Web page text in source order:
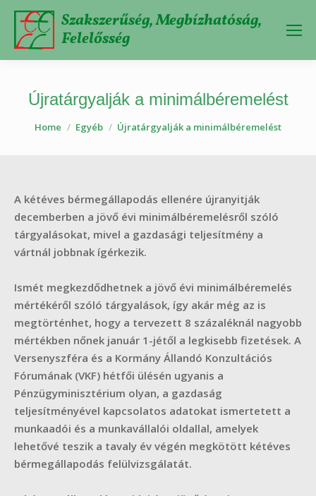
Szakszerűség, Megbízhatóság,
Felelősség
Újratárgyalják a minimálbéremelést
You are here:
Home Egyéb Újratárgyalják a minimálbéremelést
A kétéves bérmegállapodás ellenére újranyitják
decemberben a jövő évi minimálbéremelésről szóló
tárgyalásokat, mivel a gazdasági teljesítmény a
vártnál jobbnak ígérkezik.
Ismét megkezdődhetnek a jövő évi minimálbéremelés
mértékéről szóló tárgyalások, így akár még az is
megtörténhet, hogy a tervezett 8 százaléknál nagyobb
mértékben nőnek január 1-jétől a legkisebb fizetések. A
Versenyszféra és a Kormány Állandó Konzultációs
Fórumának (VKF) hétfői ülésén ugyanis a
Pénzügyminisztérium olyan, a gazdaság
teljesítményével kapcsolatos adatokat ismertetett a
munkaadói és a munkavállalói oldallal, amelyek
lehetővé teszik a tavaly év végén megkötött kétéves
bérmegállapodás felülvizsgálatát.